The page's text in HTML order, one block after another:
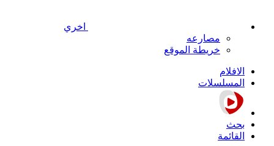
اخري
مصارعه
خريطة الموقع
الافلام
المسلسلات
بحث
القائمة